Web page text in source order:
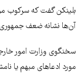
بلینکن گفت که سرکوب
آن‌ها نشانه ضعف
سخنگوی وزارت امور
مورد ادعاهای مبهم یا